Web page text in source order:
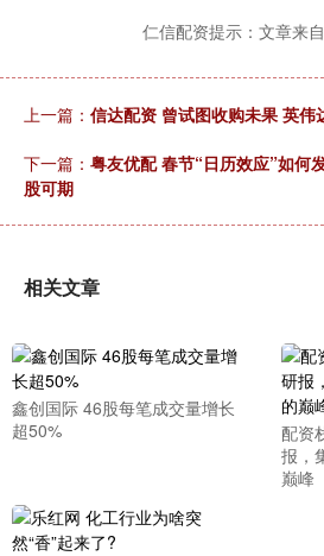
仁信配资提示：文章来
上一篇： 信达配资 曾试图收购未果 英
下一篇： 粤友优配 春节“日历效应”如何
股可期
相关文章
鑫创国际 46股每笔成交量增长
超50%
配资
报，
巅峰